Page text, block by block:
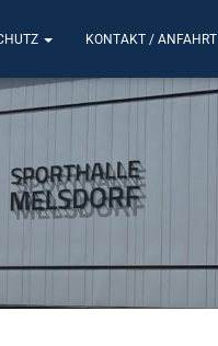
KONTAKT / ANFAHRT